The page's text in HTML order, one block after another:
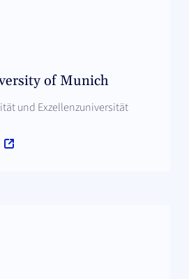
of Munich
und Exzellenzuniversität